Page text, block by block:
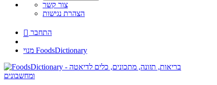
צור קשר
הצהרת נגישות
 התחבר
מנוי FoodsDictionary